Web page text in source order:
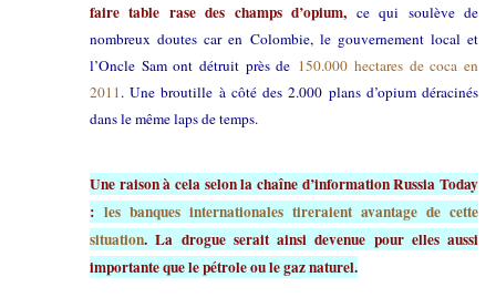
faire table rase des champs d’opium, ce qui soulève de
nombreux doutes car en Colombie, le gouvernement local et
l’Oncle Sam ont détruit près de 150.000 hectares de coca en
2011. Une broutille à côté des 2.000 plans d’opium déracinés
dans le même laps de temps.
Une raison à cela selon la chaîne d’information Russia Today
: les banques internationales tireraient avantage de cette
situation. La drogue serait ainsi devenue pour elles aussi
importante que le pétrole ou le gaz naturel.